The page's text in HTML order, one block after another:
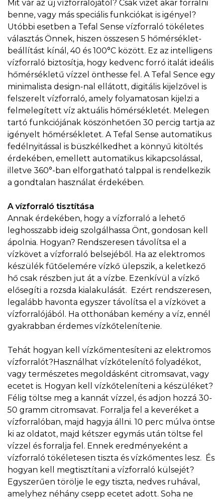
Mit vár az új vízforralójától? Csak vizet akar forralni
benne, vagy más speciális funkciókat is igényel?
Utóbbi esetben a Tefal Sense vízforraló tökéletes
választás Önnek, hiszen összesen 5 hőmérséklet-
beállítást kínál, 40 és 100°C között. Ez az intelligens
vízforraló biztosítja, hogy kedvenc forró italát ideális
hőmérsékletű vízzel önthesse fel. A Tefal Sence egy
minimalista design-nal ellátott, digitális kijelzővel is
felszerelt vízforraló, amely folyamatosan kijelzi a
felmelegített víz aktuális hőmérsékletét. Melegen
tartó funkciójának köszönhetően 30 percig tartja az
igényelt hőmérsékletet. A Tefal Sense automatikus
fedélnyitással is büszkélkedhet a könnyű kitöltés
érdekében, emellett automatikus kikapcsolással,
illetve 360°-ban elforgatható talppal is rendelkezik
a gondtalan használat érdekében.
A vízforraló tisztítása
Annak érdekében, hogy a vízforraló a lehető
leghosszabb ideig szolgálhassa Önt, gondosan kell
ápolnia. Hogyan? Rendszeresen távolítsa el a
vízkövet a vízforraló belsejéből. Ha az elektromos
készülék fűtőelemére vízkő ülepszik, a keletkező
hő csak részben jut át a vízbe. Ezenkívül a vízkő
elősegíti a rozsda kialakulását. Ezért rendszeresen,
legalább havonta egyszer távolítsa el a vízkövet a
vízforralójából. Ha otthonában kemény a víz, ennél
gyakrabban érdemes vízkőtelenítenie.
Tehát hogyan kell vízkőmentesíteni az elektromos
vízforralót?Használhat vízkőtelenítő folyadékot,
vagy természetes megoldásként citromsavat, vagy
ecetet is. Hogyan kell vízkőteleníteni a készüléket?
Félig töltse meg a kannát vízzel, és adjon hozzá 30-
50 gramm citromsavat. Forralja fel a keveréket a
vízforralóban, majd hagyja állni. 10 perc múlva öntse
ki az oldatot, majd kétszer egymás után töltse fel
vízzel és forralja fel. Ennek eredményeként a
vízforraló tökéletesen tiszta és vízkőmentes lesz. És
hogyan kell megtisztítani a vízforraló külsejét?
Egyszerűen törölje le egy tiszta, nedves ruhával,
amelyhez néhány csepp ecetet adott. Soha ne